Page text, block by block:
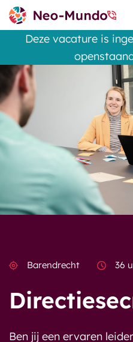
Deze vacature is
Barendrecht 36
Ben jij een ervaren